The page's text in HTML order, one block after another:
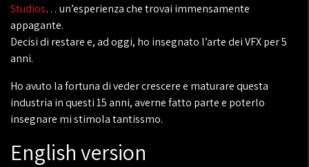
Studios… un’esperienza che trovai immensamente
appagante.
Decisi di restare e, ad oggi, ho insegnato l’arte dei VFX per 5
anni.
Ho avuto la fortuna di veder crescere e maturare questa
industria in questi 15 anni, averne fatto parte e poterlo
insegnare mi stimola tantissmo.
English version